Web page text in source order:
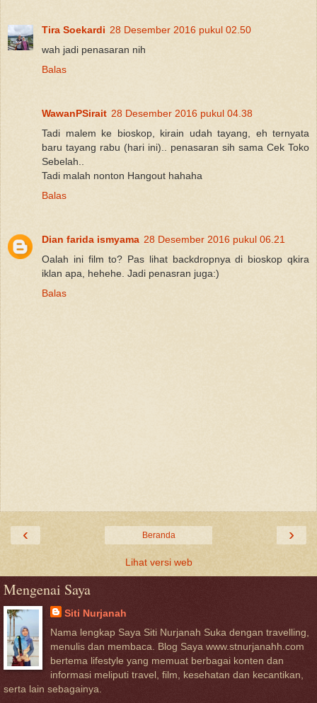
Tira Soekardi 28 Desember 2016 pukul 02.50
wah jadi penasaran nih
Balas
WawanPSirait 28 Desember 2016 pukul 04.38
Tadi malem ke bioskop, kirain udah tayang, eh ternyata
baru tayang rabu (hari ini).. penasaran sih sama Cek Toko
Sebelah..
Tadi malah nonton Hangout hahaha
Balas
Dian farida ismyama 28 Desember 2016 pukul 06.21
Oalah ini film to? Pas lihat backdropnya di bioskop qkira
iklan apa, hehehe. Jadi penasran juga:)
Balas
‹ ›
Beranda
Lihat versi web
Mengenai Saya
Siti Nurjanah
Nama lengkap Saya Siti Nurjanah Suka dengan travelling,
menulis dan membaca. Blog Saya www.stnurjanahh.com
bertema lifestyle yang memuat berbagai konten dan
informasi meliputi travel, film, kesehatan dan kecantikan,
serta lain sebagainya.